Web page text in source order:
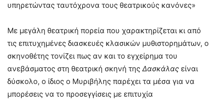
υπηρετώντας ταυτόχρονα τους θεατρικούς κανόνες»
Με μεγάλη θεατρική πορεία που χαρακτηρίζεται κι από
τις επιτυχημένες διασκευές κλασικών μυθιστορημάτων, ο
σκηνοθέτης τονίζει πως αν και το εγχείρημα του
ανεβάσματος στη θεατρική σκηνή της Δασκάλας είναι
δύσκολο, ο ίδιος ο Μυριβήλης παρέχει τα μέσα για να
μπορέσεις να το προσεγγίσεις με επιτυχία